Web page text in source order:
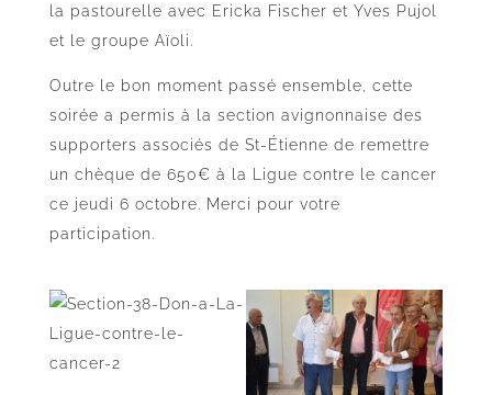
la pastourelle avec Ericka Fischer et Yves Pujol
et le groupe Aïoli.
Outre le bon moment passé ensemble, cette
soirée a permis à la section avignonnaise des
supporters associés de St-Étienne de remettre
un chèque de 650€ à la Ligue contre le cancer
ce jeudi 6 octobre. Merci pour votre
participation.